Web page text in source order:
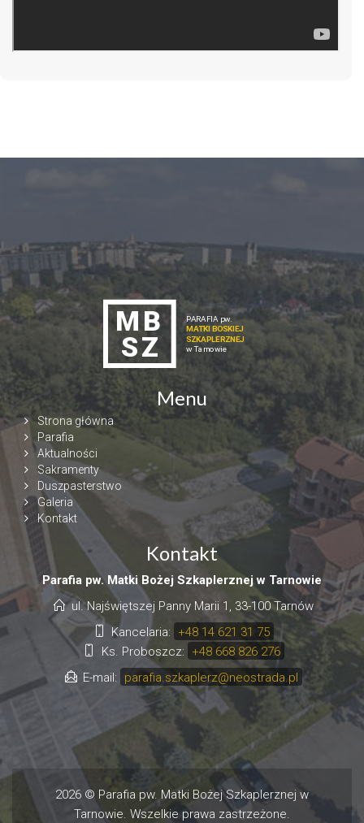
Menu
Strona główna
Parafia
Aktualności
Sakramenty
Duszpasterstwo
Galeria
Kontakt
Kontakt
Parafia pw. Matki Bożej Szkaplerznej w Tarnowie
ul. Najświętszej Panny Marii 1, 33-100 Tarnów
Kancelaria:
+48 14 621 31 75
Ks. Proboszcz:
+48 668 826 276
E-mail:
parafia.szkaplerz@neostrada.pl
2026 © Parafia pw. Matki Bożej Szkaplerznej w
Tarnowie. Wszelkie prawa zastrzeżone.